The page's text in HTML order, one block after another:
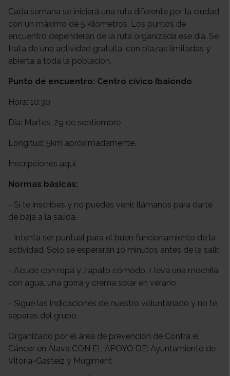
Cada semana se iniciará una ruta diferente por la ciudad
con un máximo de 5 kilómetros. Los puntos de
encuentro dependerán de la ruta organizada ese día. Se
trata de una actividad gratuita, con plazas limitadas y
abierta a toda la población.
Punto de encuentro: Centro cívico Ibaiondo
Hora: 10:30
Día: Martes, 29 de septiembre
Longitud: 5km aproximadamente.
Inscripciones aquí.
Normas básicas:
- Si te inscribes y no puedes venir, llámanos para darte
de baja a la salida.
- Intenta ser puntual para el buen funcionamiento de la
actividad. Solo se esperarán 10 minutos antes de la salir.
- Acude con ropa y zapato cómodo. Lleva una mochila
con agua, una gorra y crema solar en verano.
- Sigue las indicaciones de nuestro voluntariado y no te
separes del grupo.
Organizado por el área de prevención de Contra el
Cáncer en Álava CON EL APOYO DE: Ayuntamiento de
Vitoria-Gasteiz y Mugiment